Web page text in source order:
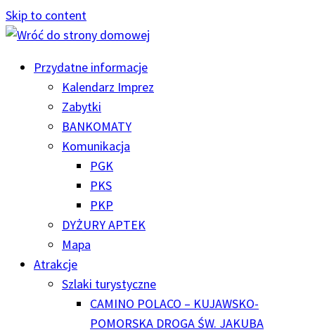
Skip to content
Przydatne informacje
Kalendarz Imprez
Zabytki
BANKOMATY
Komunikacja
PGK
PKS
PKP
DYŻURY APTEK
Mapa
Atrakcje
Szlaki turystyczne
CAMINO POLACO – KUJAWSKO-
POMORSKA DROGA ŚW. JAKUBA